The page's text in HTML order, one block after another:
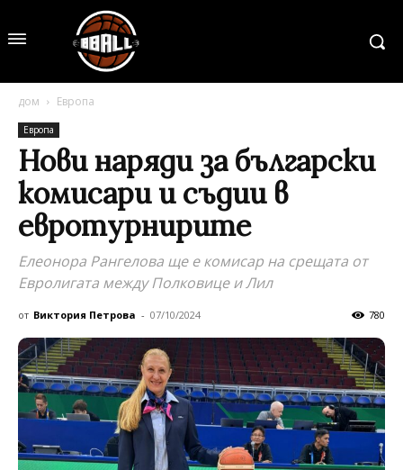
дом Европа
Европа
Нови наряди за български
комисари и съдии в
евротурнирите
Елеонора Рангелова ще е комисар на срещата от
Евролигата между Полковице и Лил
от Виктория Петрова - 07/10/2024 780